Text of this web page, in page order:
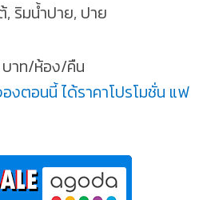
, ริมน้ำปาย, ปาย
าท/ห้อง/คืน
งตอนนี้ ได้ราคาโปรโมชั่น แฟ